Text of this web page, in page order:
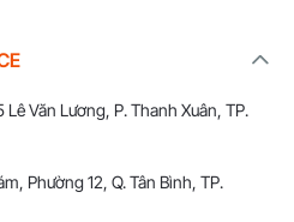
Văn Lương, P. Thanh Xuân, TP.
Phường 12, Q. Tân Bình, TP.